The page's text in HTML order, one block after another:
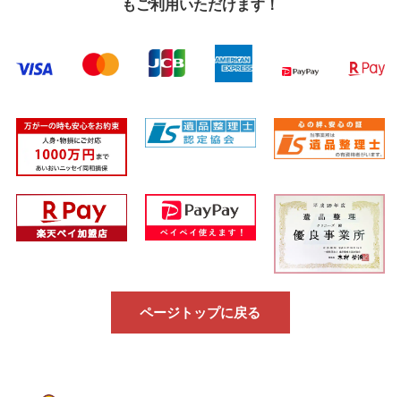
もご利用いただけます！
ページトップに戻る